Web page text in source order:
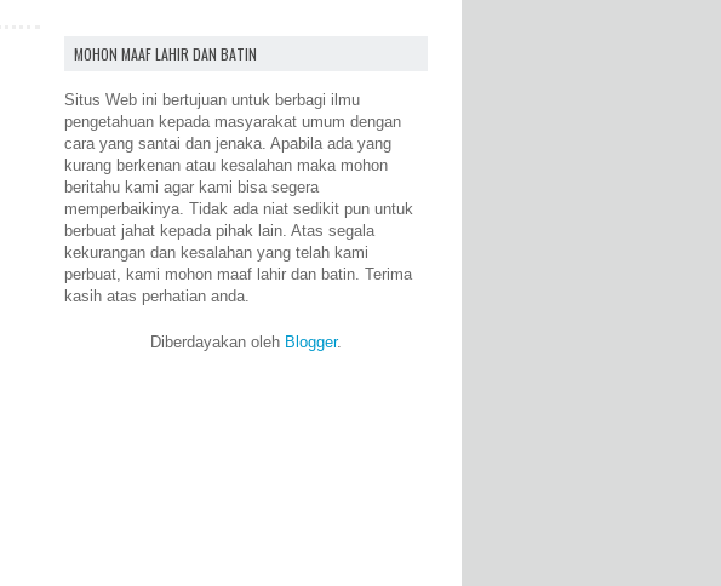
MOHON MAAF LAHIR DAN BATIN
Situs Web ini bertujuan untuk berbagi ilmu
pengetahuan kepada masyarakat umum dengan
cara yang santai dan jenaka. Apabila ada yang
kurang berkenan atau kesalahan maka mohon
beritahu kami agar kami bisa segera
memperbaikinya. Tidak ada niat sedikit pun untuk
berbuat jahat kepada pihak lain. Atas segala
kekurangan dan kesalahan yang telah kami
perbuat, kami mohon maaf lahir dan batin. Terima
kasih atas perhatian anda.
Diberdayakan oleh Blogger.